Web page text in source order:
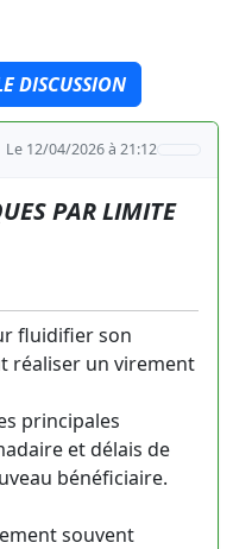
DISCUSSION
Le 12/04/2026 à 21:12
PAR LIMITE
fluidifier son
réaliser un virement
principales
et délais de
bénéficiaire.
souvent